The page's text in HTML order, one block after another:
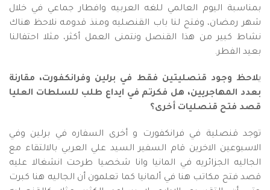
بمناسبة اليوم العالمي للغه العربيه وافطار جماعي في خلال
شهر رمضان، وفتح لنا باب القنصليه ومنذ قدومه نلاحظ هناك
نشاط كبير من هذا القنصل ونتمنى العمل أكثر، مثلا احتفالنا
بعيد الفطر.
يلاحظ وجود قنصليتين فقط في برلين وفرانكفورت، مقارنة
بعدد المهاجريين، هل فكرتم في ايداع طلب للسلطات العليا
قصد فتح قنصليات أخرى؟
توجد قنصلية في فرانكفورت و أخرى السفاره في برلين وفي
الاسبوعين الاخرين قام السفير السيد علي العربي بالالتقاء مع
الجاليه الجزائريه في المانيا وانا شخصيا طرحت انشغالا عليه
قصد فتح مكاتب هنا في ألمانيا كما تعلمون أن الجاليه هنا كبرت